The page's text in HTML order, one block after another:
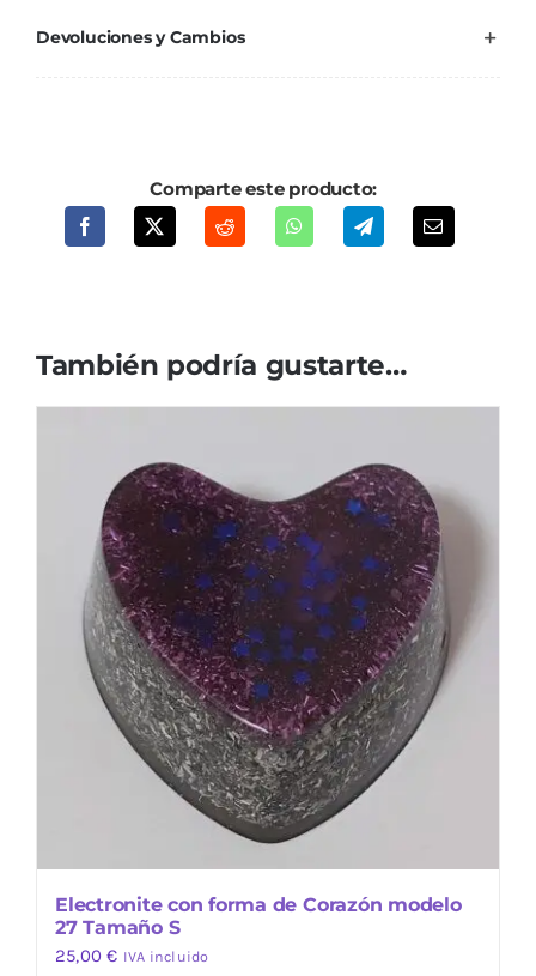
Devoluciones y Cambios
Comparte este producto:
También podría gustarte…
Electronite con forma de Corazón modelo
27 Tamaño S
25,00€ IVA incluido